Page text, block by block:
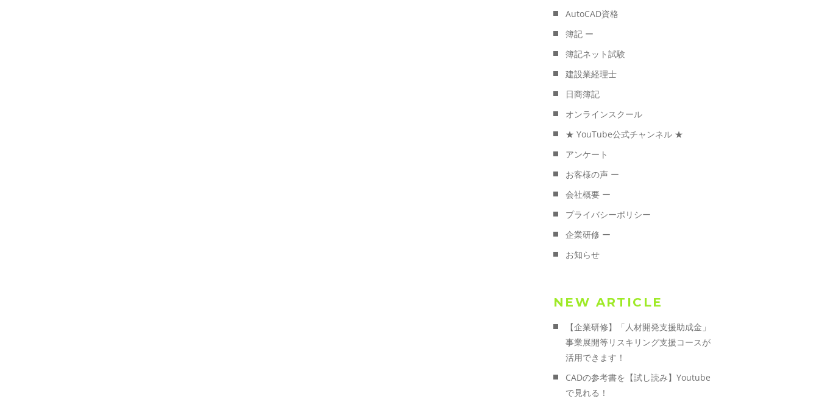
AutoCAD資格
簿記 ー
簿記ネット試験
建設業経理士
日商簿記
オンラインスクール
★ YouTube公式チャンネル ★
アンケート
お客様の声 ー
会社概要 ー
プライバシーポリシー
企業研修 ー
お知らせ
NEW ARTICLE
【企業研修】「人材開発支援助成金」
事業展開等リスキリング支援コースが
活用できます！
CADの参考書を【試し読み】Youtube
で見れる！